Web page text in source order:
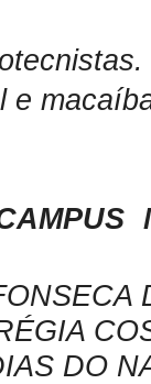
e
DO